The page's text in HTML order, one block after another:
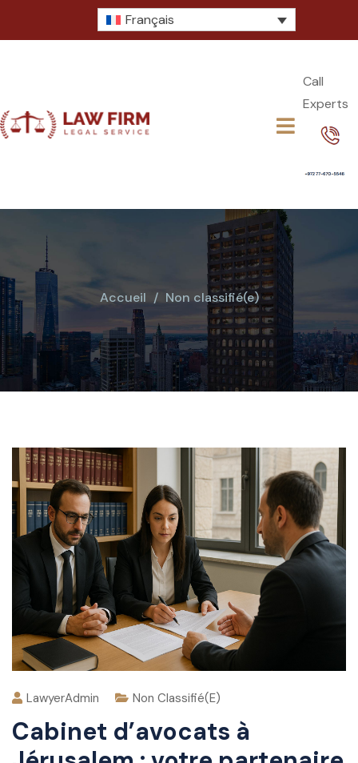
Français
Call
Experts​
Accueil Non classifié(e)
LawyerAdmin Non Classifié(e)
Cabinet d’avocats à